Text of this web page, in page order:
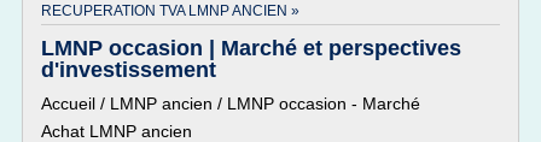
RECUPERATION TVA LMNP ANCIEN »
LMNP occasion | Marché et perspectives
d'investissement
Accueil / LMNP ancien / LMNP occasion - Marché
Achat LMNP ancien